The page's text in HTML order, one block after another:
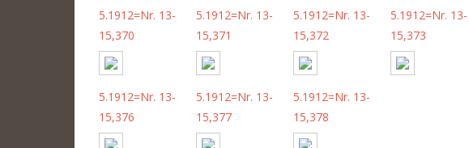
5.1912=Nr. 13-
15,370
5.1912=Nr. 13-
15,371
5.1912=Nr. 13-
15,372
5.1912=Nr. 13-
15,373
5.1912=Nr. 13-
15,376
5.1912=Nr. 13-
15,377
5.1912=Nr. 13-
15,378